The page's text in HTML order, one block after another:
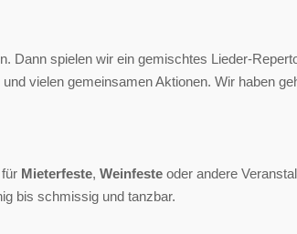
Dann spielen wir ein gemischtes Lieder-
vielen gemeinsamen Aktionen. Wir haben
Mieterfeste, Weinfeste oder andere
bis schmissig und tanzbar.